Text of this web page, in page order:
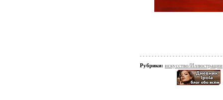
Рубрики: искусство/Иллюстрации